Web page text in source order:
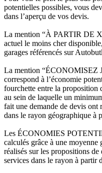
potentielles possibles, vous
dans l’aperçu de vos devis.
La mention “À PARTIR DE
actuel le moins cher
garages référencés sur
La mention “ÉCONOMISEZ
correspond à l’économie
fourchette entre la proposition
au sein de laquelle un
fait une demande de devis ont
dans le rayon géographique à
Les ÉCONOMIES
calculés grâce à une moyenne
réalisés sur les propositions
services dans le rayon à partir